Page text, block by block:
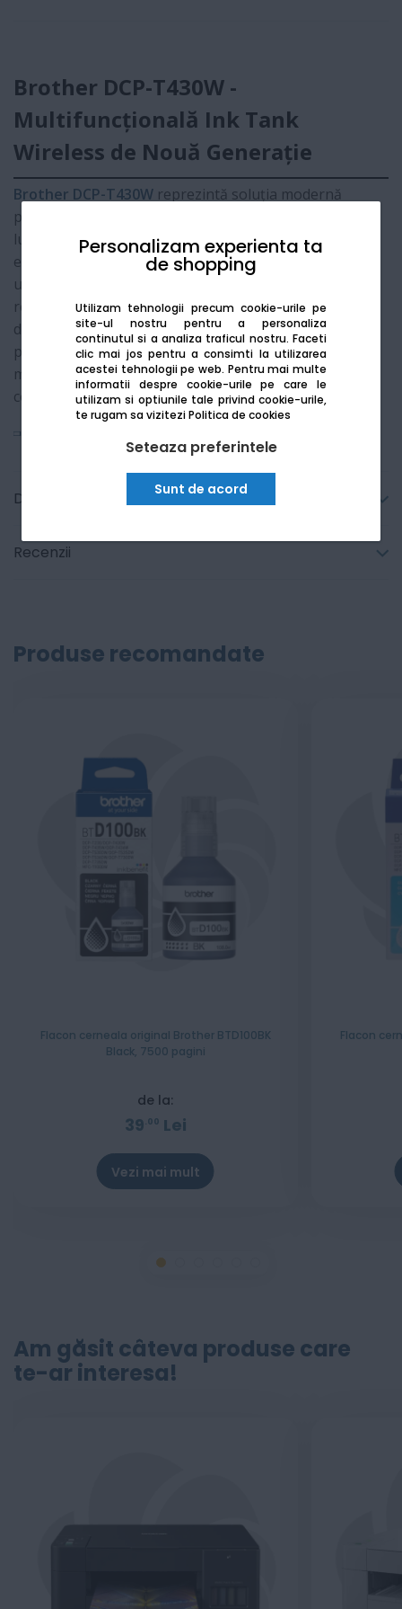
Personalizam experienta ta
de shopping
Utilizam tehnologii precum cookie-urile pe
site-ul nostru pentru a personaliza
continutul si a analiza traficul nostru. Faceti
clic mai jos pentru a consimti la utilizarea
acestei tehnologii pe web. Pentru mai multe
informatii despre cookie-urile pe care le
utilizam si optiunile tale privind cookie-urile,
te rugam sa viziteziPolitica de cookies
Seteaza preferintele
Sunt de acord
Brother DCP-T430W -
Multifuncțională Ink Tank
Wireless de Nouă Generație
Brother DCP-T430W reprezintă soluția modernă
pentru imprimarea de volum mare, oferind o viteză de
lucru îmbunătățită și o fiabilitate crescută. Acest
echipament 3-în-1 (imprimare, copiere, scanare)
utilizează sistemul de rezervoare de cerneală
reîncărcabile pentru a oferi cel mai mic cost per pagină
de pe piață. Datorită conectivitățiiWireless, este
partenerul ideal pentru utilizatorii casnici și birourile
mici care au nevoie de flexibilitate și performanță
constantă.
Detalii tehnice
Recenzii
Produse recomandate
Flacon cerneala original Brother BTD100BK
Black, 7500 pagini
de la:
39 00 Lei
Vezi mai mult
Flacon
Am găsit câteva produse care
te-ar interesa!